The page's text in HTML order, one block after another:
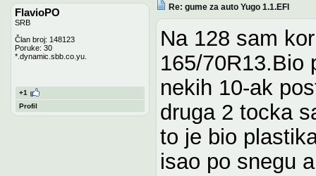
FlavioPO
SRB
Član broj: 148123
Poruke: 30
*.dynamic.sbb.co.yu.
+1
Profil
Re: gume za auto Yugo 1.1.EFI
Na 128 sam
165/70R13.Bio
nekih 10-ak
druga 2 tocka
to je bio
isao po snegu